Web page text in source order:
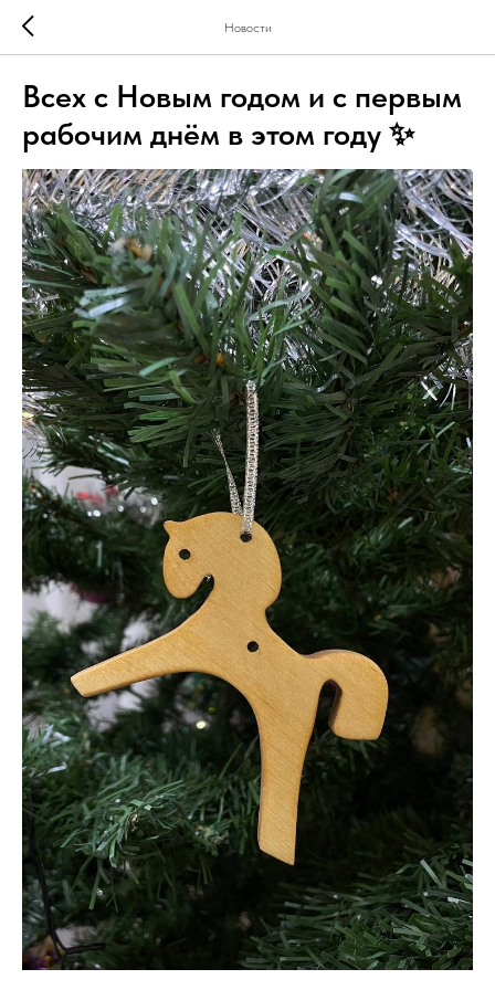
Новости
Всех с Новым годом и с первым
рабочим днём в этом году ✨